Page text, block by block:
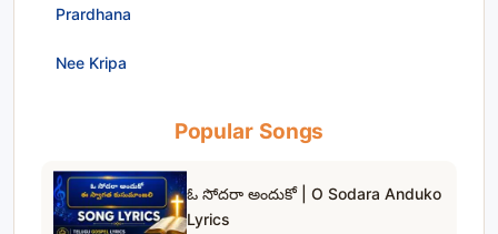
Prardhana
Nee Kripa
Popular Songs
ఓ సోదరా అందుకో | O Sodara Anduko
Lyrics